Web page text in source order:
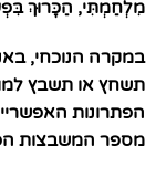
מִלְחַמְתִּי, הַכָּרוּךְ
במקרה הנוכחי,
תשחץ או תשבץ
הפתרונות
מספר המשבצות